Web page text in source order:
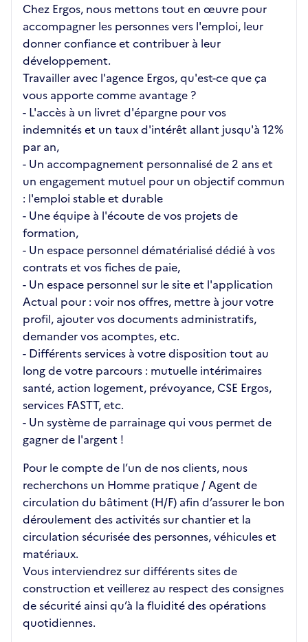
Chez Ergos, nous mettons tout en œuvre pour
accompagner les personnes vers l'emploi, leur
donner confiance et contribuer à leur
développement.
Travailler avec l'agence Ergos, qu'est-ce que ça
vous apporte comme avantage ?
- L'accès à un livret d'épargne pour vos
indemnités et un taux d'intérêt allant jusqu'à 12%
par an,
- Un accompagnement personnalisé de 2 ans et
un engagement mutuel pour un objectif commun
: l'emploi stable et durable
- Une équipe à l'écoute de vos projets de
formation,
- Un espace personnel dématérialisé dédié à vos
contrats et vos fiches de paie,
- Un espace personnel sur le site et l'application
Actual pour : voir nos offres, mettre à jour votre
profil, ajouter vos documents administratifs,
demander vos acomptes, etc.
- Différents services à votre disposition tout au
long de votre parcours : mutuelle intérimaires
santé, action logement, prévoyance, CSE Ergos,
services FASTT, etc.
- Un système de parrainage qui vous permet de
gagner de l'argent !
Pour le compte de l’un de nos clients, nous
recherchons un Homme pratique / Agent de
circulation du bâtiment (H/F) afin d’assurer le bon
déroulement des activités sur chantier et la
circulation sécurisée des personnes, véhicules et
matériaux.
Vous interviendrez sur différents sites de
construction et veillerez au respect des consignes
de sécurité ainsi qu’à la fluidité des opérations
quotidiennes.